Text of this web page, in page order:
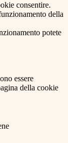
consentire.
della
potete
essere
della cookie